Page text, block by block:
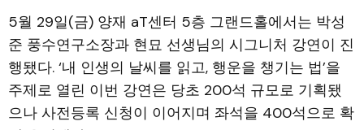
5월 29일(금) 양재 aT센터 5층 그랜드홀에서는 박성
준 풍수연구소장과 현묘 선생님의 시그니처 강연이 진
행됐다. ‘내 인생의 날씨를 읽고, 행운을 챙기는 법’을
주제로 열린 이번 강연은 당초 200석 규모로 기획됐
으나 사전등록 신청이 이어지며 좌석을 400석으로 확